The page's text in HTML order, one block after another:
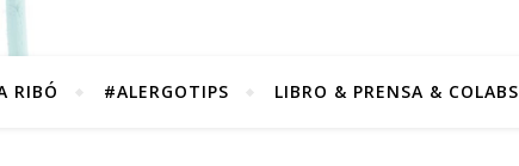
RIBÓ #ALERGOTIPS LIBRO & PRENSA & COLABS